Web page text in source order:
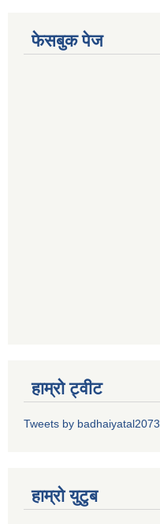
फेसबुक पेज
हाम्रो ट्वीट
Tweets by badhaiyatal2073
हाम्रो युटुब